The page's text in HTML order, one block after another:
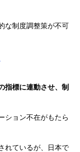
な制度調整策が不可
指標に連動させ、制
ション不在がもたら
れているが、日本で